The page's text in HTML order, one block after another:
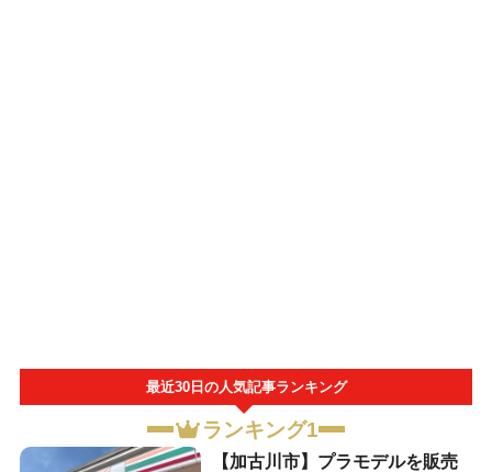
最近30日の人気記事ランキング
ランキング1
【加古川市】プラモデルを販売